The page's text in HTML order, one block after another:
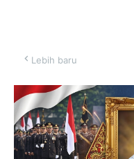
Lebih baru